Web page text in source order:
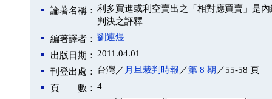
論著名稱： 利多買進或利空賣出之「相對應買賣」是
判決之評釋
編著譯者： 劉連煜
出版日期： 2011.04.01
刊登出處： 台灣／ 月旦裁判時報 ／第 8 期 ／55-58 頁
頁 數： 4